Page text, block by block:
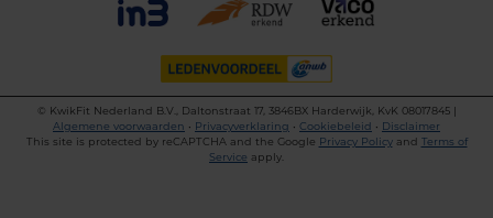
©
KwikFit Nederland B.V., Daltonstraat 17, 3846BX Harderwijk, KvK 08017845 |
Algemene voorwaarden • Privacyverklaring • Cookiebeleid • Disclaimer
This site is protected by reCAPTCHA and the Google Privacy Policyand Terms of
Service apply.